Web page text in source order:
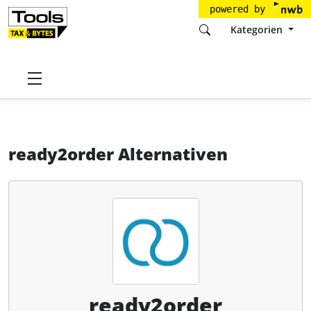
powered by
Kategorien
Startseite
ready2order Alternativen
ready2order